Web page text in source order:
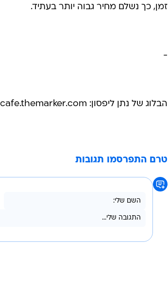
זמן, כך נשלם מחיר גבוה יותר בעתיד.
-
הבלוג של נתן ליפסון: http://media.cafe.themarker.com
טרם התפרסמו תגובות